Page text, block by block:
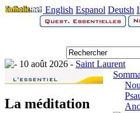
English Espanol Deutsh
10 août 2026 - Saint Laurent
La méditation